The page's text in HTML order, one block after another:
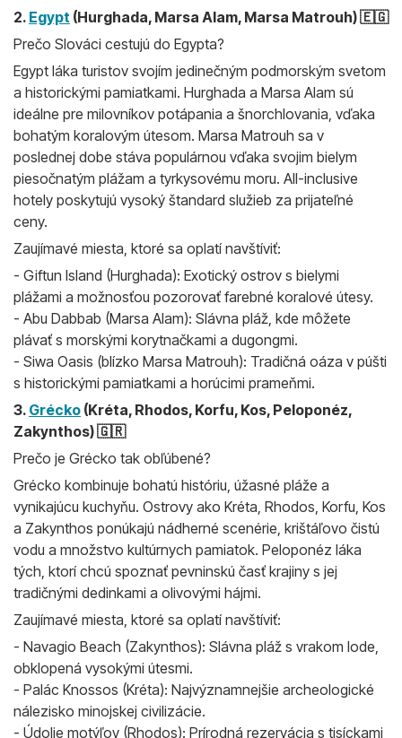
2. Egypt (Hurghada, Marsa Alam, Marsa Matrouh) 🇪🇬
Prečo Slováci cestujú do Egypta?
Egypt láka turistov svojím jedinečným podmorským svetom
a historickými pamiatkami. Hurghada a Marsa Alam sú
ideálne pre milovníkov potápania a šnorchlovania, vďaka
bohatým koralovým útesom. Marsa Matrouh sa v
poslednej dobe stáva populárnou vďaka svojim bielym
piesočnatým plážam a tyrkysovému moru. All-inclusive
hotely poskytujú vysoký štandard služieb za prijateľné
ceny.
Zaujímavé miesta, ktoré sa oplatí navštíviť:
- Giftun Island (Hurghada): Exotický ostrov s bielymi
plážami a možnosťou pozorovať farebné koralové útesy.
- Abu Dabbab (Marsa Alam): Slávna pláž, kde môžete
plávať s morskými korytnačkami a dugongmi.
- Siwa Oasis (blízko Marsa Matrouh): Tradičná oáza v púšti
s historickými pamiatkami a horúcimi prameňmi.
3. Grécko (Kréta, Rhodos, Korfu, Kos, Peloponéz,
Zakynthos) 🇬🇷
Prečo je Grécko tak obľúbené?
Grécko kombinuje bohatú históriu, úžasné pláže a
vynikajúcu kuchyňu. Ostrovy ako Kréta, Rhodos, Korfu, Kos
a Zakynthos ponúkajú nádherné scenérie, krištáľovo čistú
vodu a množstvo kultúrnych pamiatok. Peloponéz láka
tých, ktorí chcú spoznať pevninskú časť krajiny s jej
tradičnými dedinkami a olivovými hájmi.
Zaujímavé miesta, ktoré sa oplatí navštíviť:
- Navagio Beach (Zakynthos): Slávna pláž s vrakom lode,
obklopená vysokými útesmi.
- Palác Knossos (Kréta): Najvýznamnejšie archeologické
nálezisko minojskej civilizácie.
- Údolie motýľov (Rhodos): Prírodná rezervácia s tisíckami